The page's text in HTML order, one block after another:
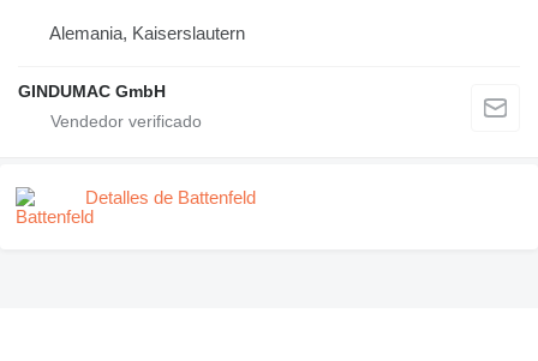
Alemania, Kaiserslautern
GINDUMAC GmbH
Detalles de Battenfeld